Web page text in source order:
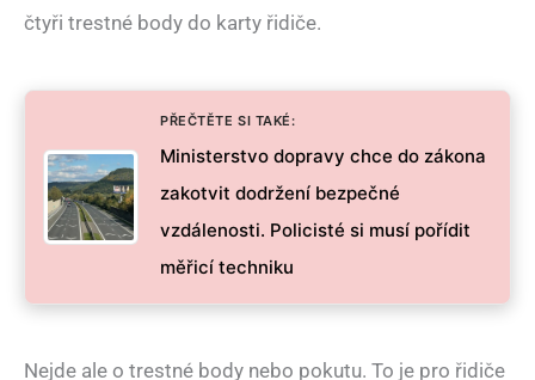
čtyři trestné body do karty řidiče.
PŘEČTĚTE SI TAKÉ:
Ministerstvo dopravy chce do zákona
zakotvit dodržení bezpečné
vzdálenosti. Policisté si musí pořídit
měřicí techniku
Nejde ale o trestné body nebo pokutu. To je pro řidiče